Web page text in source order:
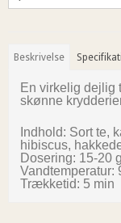
Beskrivelse
En virkelig dejlig
skønne
Indhold: Sort te,
hibiscus,
Dosering: 15-20
Vandtemperatur:
Trækketid: 5 min